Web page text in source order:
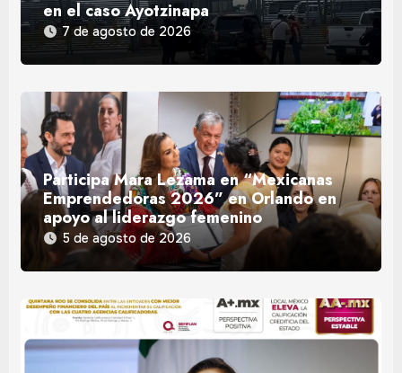
en el caso Ayotzinapa
7 de agosto de 2026
Participa Mara Lezama en “Mexicanas
Emprendedoras 2026” en Orlando en
apoyo al liderazgo femenino
5 de agosto de 2026